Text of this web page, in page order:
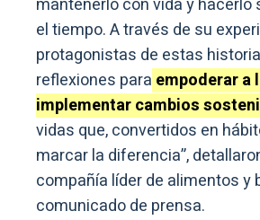
mantenerlo con vida y hacerlo
el tiempo. A través de su
protagonistas de estas
reflexiones para empoderar a
implementar cambios
vidas que, convertidos en
marcar la diferencia”,
compañía líder de alimentos y
comunicado de prensa.